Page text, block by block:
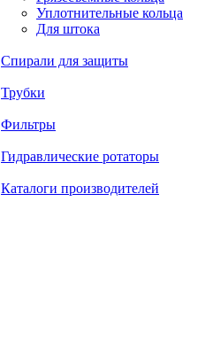
Уплотнительные кольца
Для штока
Спирали для защиты
Трубки
Фильтры
Гидравлические ротаторы
Каталоги производителей